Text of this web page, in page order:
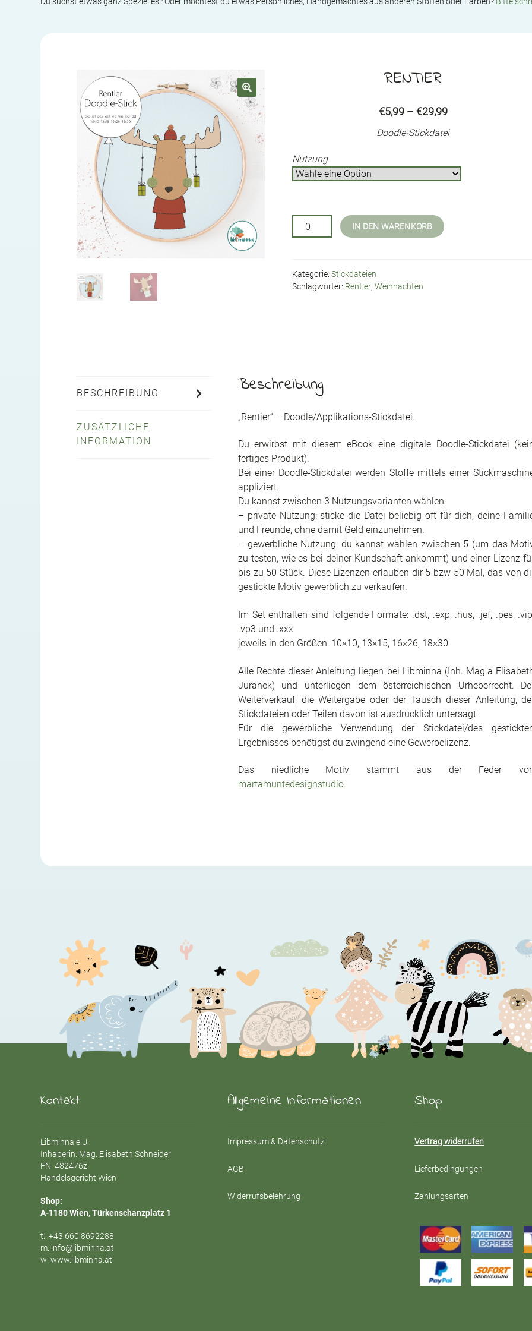
🔍
RENTIER
€5,99 – €29,99Price
range:
€29,99
Doodle-Stickdatei
Nutzung
Rentier
Menge
IN DEN WARENKORB
Kategorie: Stickdateien
Schlagwörter: Rentier, Weihnachten
BESCHREIBUNG
ZUSÄTZLICHE
INFORMATION
Beschreibung
„Rentier“ – Doodle/Applikations-Stickdatei.
Du erwirbst mit diesem eBook eine digitale Doodle-Stickdatei
fertiges Produkt).
Bei einer Doodle-Stickdatei werden Stoffe mittels einer
appliziert.
Du kannst zwischen 3 Nutzungsvarianten wählen:
– private Nutzung: sticke die Datei beliebig oft für dich, deine
und Freunde, ohne damit Geld einzunehmen.
– gewerbliche Nutzung: du kannst wählen zwischen 5 (um das
zu testen, wie es bei deiner Kundschaft ankommt) und einer Lizenz
bis zu 50 Stück. Diese Lizenzen erlauben dir 5 bzw 50 Mal, das von
gestickte Motiv gewerblich zu verkaufen.
Im Set enthalten sind folgende Formate: .dst, .exp, .hus, .jef, .pes,
.vp3 und .xxx
jeweils in den Größen: 10×10, 13×15, 16×26, 18×30
Alle Rechte dieser Anleitung liegen bei Libminna (Inh. Mag.a
Juranek) und unterliegen dem österreichischen Urheberrecht.
Weiterverkauf, die Weitergabe oder der Tausch dieser Anleitung,
Stickdateien oder Teilen davon ist ausdrücklich untersagt.
Für die gewerbliche Verwendung der Stickdatei/des
Ergebnisses benötigst du zwingend eine Gewerbelizenz.
Das niedliche Motiv stammt aus der Feder
martamuntedesignstudio.
Kontakt
Libminna e.U.
Inhaberin: Mag. Elisabeth Schneider
FN: 482476z
Handelsgericht Wien
Shop:
A-1180 Wien, Türkenschanzplatz 1
t: +43 660 8692288
m: info@libminna.at
w: www.libminna.at
Allgemeine Informationen
Impressum & Datenschutz
AGB
Widerrufsbelehrung
Shop
Vertrag widerrufen
Lieferbedingungen
Zahlungsarten